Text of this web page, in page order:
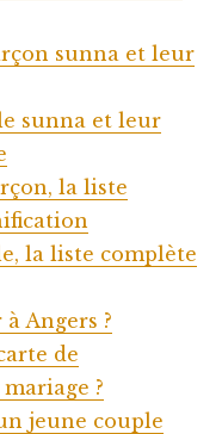
sunna et leur
sunna et leur
la liste
la liste complète
Angers ?
de
?
jeune couple